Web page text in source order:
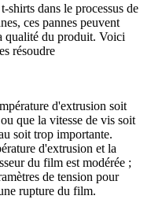
shirts dans le processus de
ces pannes peuvent
qualité du produit. Voici
résoudre
d'extrusion soit
que la vitesse de vis soit
soit trop importante.
d'extrusion et la
du film est modérée ;
de tension pour
rupture du film.